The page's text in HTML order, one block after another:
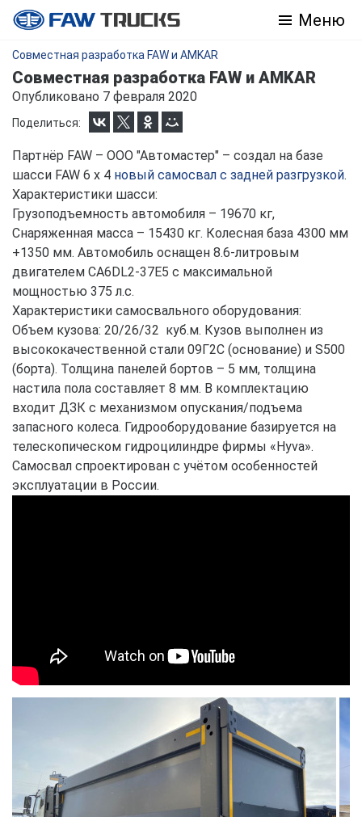
Меню
Совместная разработка FAW и AMKAR
Совместная разработка FAW и AMKAR
Опубликовано 7 февраля 2020
Поделиться:
Партнёр FAW – ООО "Автомастер" – создал на базе
шасси FAW 6 х 4 новый самосвал с задней разгрузкой.
Характеристики шасси:
Грузоподъемность автомобиля – 19670 кг,
Снаряженная масса – 15430 кг. Колесная база 4300 мм
+1350 мм. Автомобиль оснащен 8.6-литровым
двигателем CA6DL2-37E5 с максимальной
мощностью 375 л.с.
Характеристики самосвального оборудования:
Объем кузова: 20/26/32 куб.м. Кузов выполнен из
высококачественной стали 09Г2С (основание) и S500
(борта). Толщина панелей бортов – 5 мм, толщина
настила пола составляет 8 мм. В комплектацию
входит ДЗК с механизмом опускания/подъема
запасного колеса. Гидрооборудование базируется на
телескопическом гидроцилиндре фирмы «Hyva».
Самосвал спроектирован с учётом особенностей
эксплуатации в России.